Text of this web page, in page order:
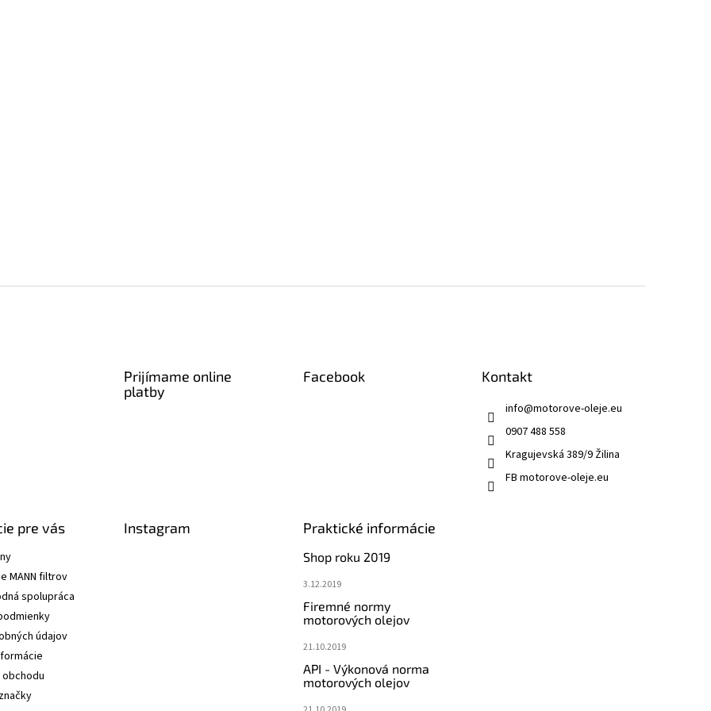
Prijímame online
platby
Facebook Kontakt
info@motorove-oleje.eu
0907 488 558
Kragujevská 389/9 Žilina
FB motorove-oleje.eu
pre vás
MANN filtrov
spolupráca
údajov
Instagram Praktické informácie
Shop roku 2019
3.12.2019
Firemné normy
motorových olejov
21.10.2019
API - Výkonová norma
motorových olejov